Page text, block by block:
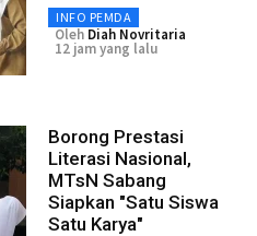
INFO PEMDA
Oleh Diah Novritaria
12 jam yang lalu
Borong Prestasi
Literasi Nasional,
MTsN Sabang
Siapkan "Satu Siswa
Satu Karya"